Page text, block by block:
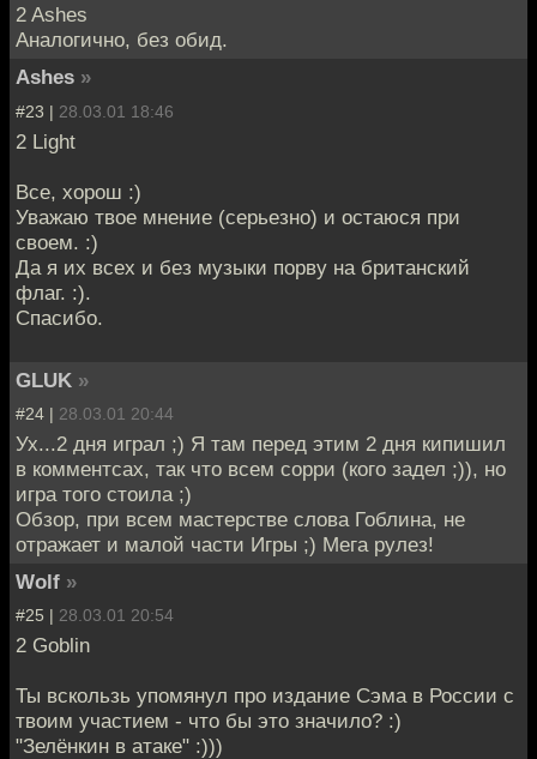
2 Ashes
Аналогично, без обид.
Ashes »
#23 | 28.03.01 18:46
2 Light
Все, хорош :)
Уважаю твое мнение (серьезно) и остаюся при
своем. :)
Да я их всех и без музыки порву на британский
флаг. :).
Спасибо.
GLUK »
#24 | 28.03.01 20:44
Ух...2 дня играл ;) Я там перед этим 2 дня кипишил
в комментсах, так что всем сорри (кого задел ;)), но
игра того стоила ;)
Обзор, при всем мастерстве слова Гоблина, не
отражает и малой части Игры ;) Мега рулез!
Wolf »
#25 | 28.03.01 20:54
2 Goblin
Ты вскользь упомянул про издание Сэма в России с
твоим участием - что бы это значило? :)
"Зелёнкин в атаке" :)))